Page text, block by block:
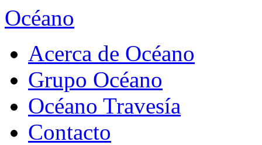
Océano
Acerca de Océano
Grupo Océano
Océano Travesía
Contacto